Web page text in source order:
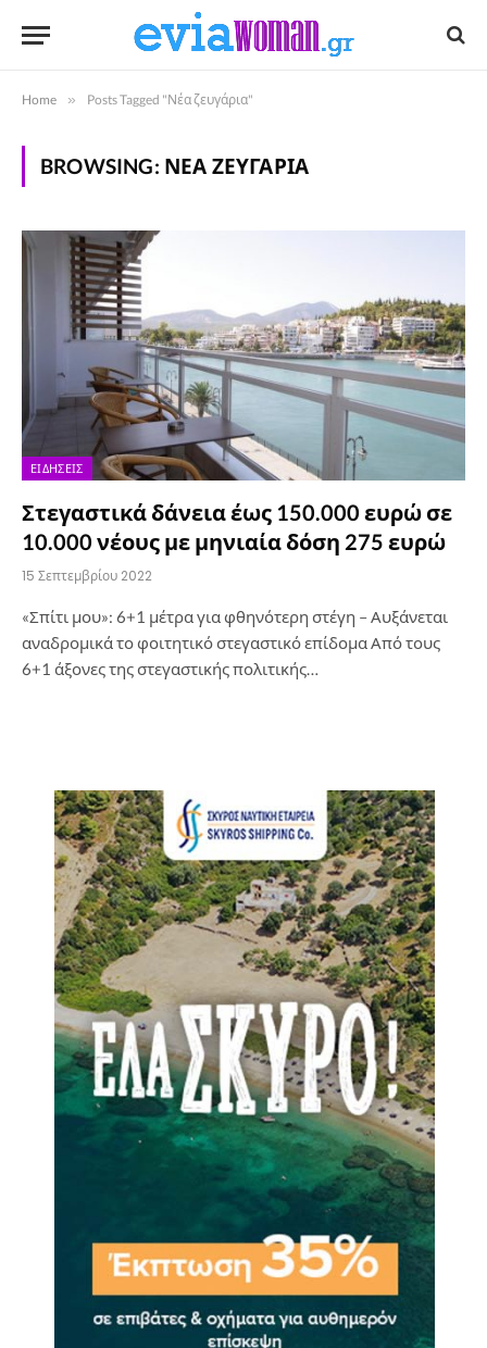
Home » Posts Tagged "Νέα ζευγάρια"
BROWSING: ΝΈΑ ΖΕΥΓΆΡΙΑ
ΕΙΔΉΣΕΙΣ
Στεγαστικά δάνεια έως 150.000 ευρώ σε
10.000 νέους με μηνιαία δόση 275 ευρώ
15 Σεπτεμβρίου 2022
«Σπίτι μου»: 6+1 μέτρα για φθηνότερη στέγη – Αυξάνεται
αναδρομικά το φοιτητικό στεγαστικό επίδομα Από τους
6+1 άξονες της στεγαστικής πολιτικής…